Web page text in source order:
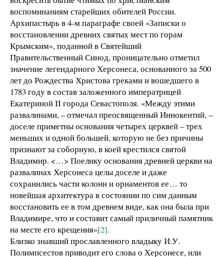
воспоминаниям старейших обителей России.
Архипастырь в 4-м параграфе своей «Записки о
восстановлении древних святых мест по горам
Крымским», поданной в Святейший
Правительственный Синод, проницательно отметил
значение легендарного Херсонеса, основанного за 500
лет до Рождества Христова греками и вошедшего в
1783 году в состав заложенного императрицей
Екатериной II города Севастополя. «Между этими
развалинами, – отмечал преосвященный Иннокентий, –
доселе приметны основания четырех церквей – трех
меньших и одной большей, которую не без причины
признают за соборную, в коей крестился святой
Владимир. <…> Поелику основания древней церкви на
развалинах Херсонеса целы доселе и даже
сохранились части колонн и орнаментов ее… то
новейшая архитектура в состоянии по сим данным
восстановить ее в том древнем виде, как она была при
Владимире, что и составит самый приличный памятник
на месте его крещения»[2].
Близко знавший прославленного владыку И.У.
Полимпсестов приводит его слова о Херсонесе, или